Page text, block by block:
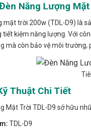
Năng Lượng
trời 200w (TDL-D9) là
tiết kiệm năng lượng. Với
mà còn bảo vệ môi trường,
Thuật Chi Tiết
Mặt Trời TDL-D9 sở hữu
TDL-D9